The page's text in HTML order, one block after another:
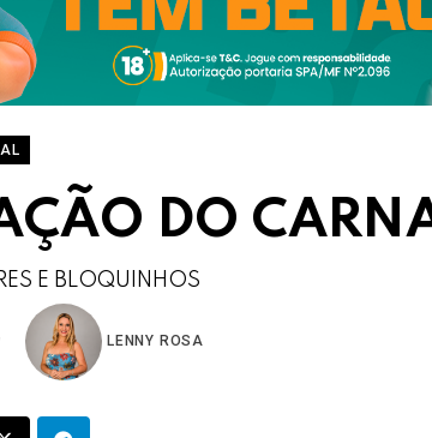
DO
E BLOQUINHOS
LENNY ROSA